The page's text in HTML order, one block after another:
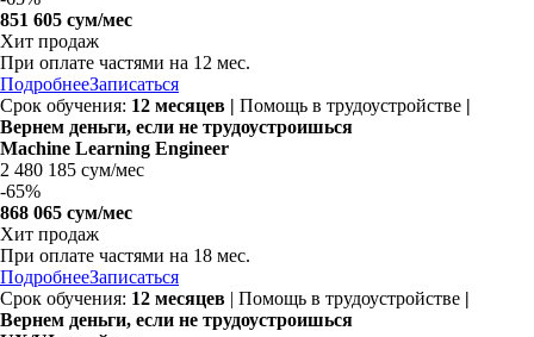
851 605 сум/мес
Хит продаж
При оплате частями на 12 мес.
ПодробнееЗаписаться
Срок обучения: 12 месяцев | Помощь в трудоустройстве |
Вернем деньги, если не трудоустроишься
Machine Learning Engineer
2 480 185 сум/мес
-65%
868 065 сум/мес
Хит продаж
При оплате частями на 18 мес.
ПодробнееЗаписаться
Срок обучения: 12 месяцев | Помощь в трудоустройстве |
Вернем деньги, если не трудоустроишься